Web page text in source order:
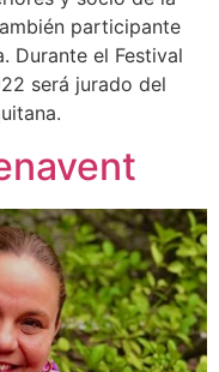
participante
Durante el Festival
será jurado del